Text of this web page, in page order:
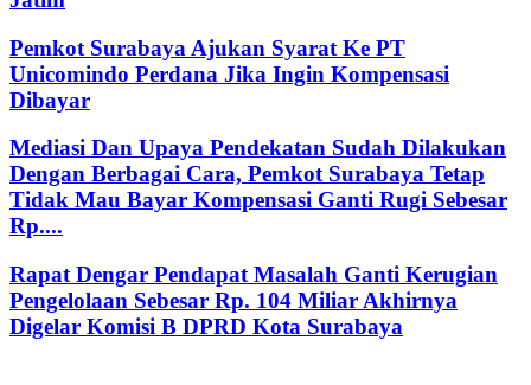
Pemkot Surabaya Ajukan Syarat Ke PT
Unicomindo Perdana Jika Ingin Kompensasi
Dibayar
Mediasi Dan Upaya Pendekatan Sudah Dilakukan
Dengan Berbagai Cara, Pemkot Surabaya Tetap
Tidak Mau Bayar Kompensasi Ganti Rugi Sebesar
Rp....
Rapat Dengar Pendapat Masalah Ganti Kerugian
Pengelolaan Sebesar Rp. 104 Miliar Akhirnya
Digelar Komisi B DPRD Kota Surabaya